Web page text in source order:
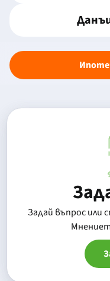
Задай въпрос или